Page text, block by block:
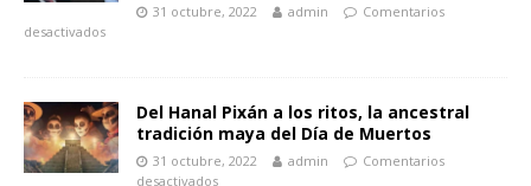
31 octubre, 2022 admin
Comentarios
desactivados
Del Hanal Pixán a los ritos, la ancestral
tradición maya del Día de Muertos
31 octubre, 2022 admin
Comentarios
desactivados